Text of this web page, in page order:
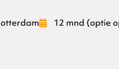
12 mnd (optie